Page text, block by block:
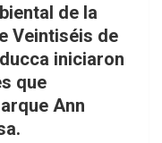
de la
Veintiséis de
iniciaron
que
Ann